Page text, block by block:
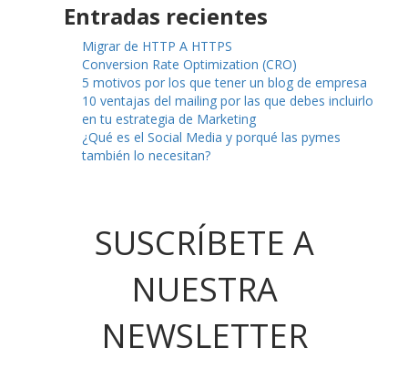
Entradas recientes
Migrar de HTTP A HTTPS
Conversion Rate Optimization (CRO)
5 motivos por los que tener un blog de empresa
10 ventajas del mailing por las que debes incluirlo
en tu estrategia de Marketing
¿Qué es el Social Media y porqué las pymes
también lo necesitan?
SUSCRÍBETE A
NUESTRA
NEWSLETTER